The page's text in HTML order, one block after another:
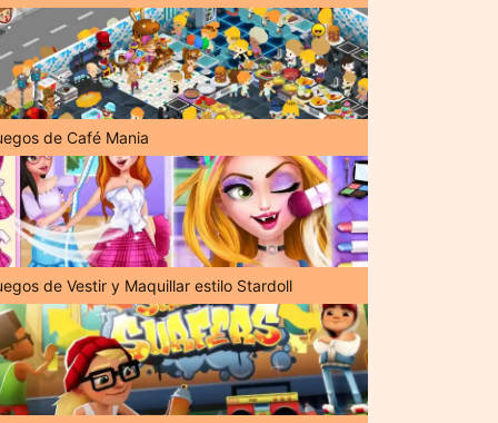
de Café Mania
de Vestir y Maquillar estilo Stardoll